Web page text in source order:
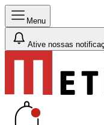
Menu
Ative nossas